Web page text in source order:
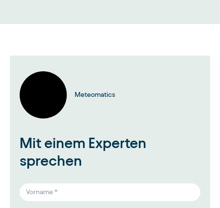
Meteomatics
Mit einem Experten
sprechen